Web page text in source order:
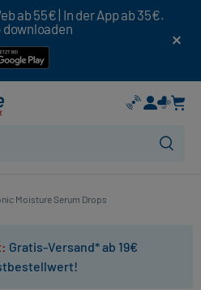
ab 55€ | In der App ab 35€.
Moisture Serum Drops
Gratis-Versand* ab 19€